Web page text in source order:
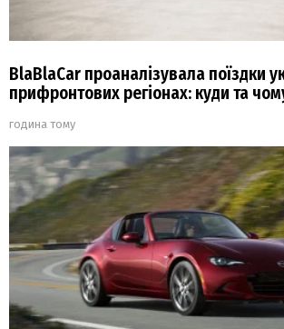
BlaBlaCar проаналізувала поїздки
прифронтових регіонах: куди та
година тому